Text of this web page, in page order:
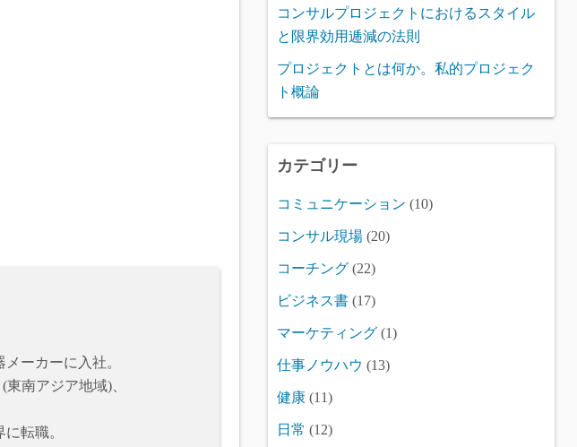
ーカーに入社。
南アジア地域)、
転職。
コンサルプロジェクトにおけるスタイル
と限界効用逓減の法則
プロジェクトとは何か。私的プロジェク
ト概論
カテゴリー
コミュニケーション (10)
コンサル現場 (20)
コーチング (22)
ビジネス書 (17)
マーケティング (1)
仕事ノウハウ (13)
健康 (11)
日常 (12)